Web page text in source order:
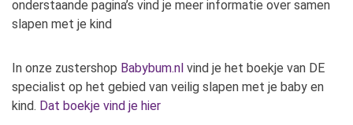
onderstaande pagina’s vind je meer informatie over samen
slapen met je kind
In onze zustershop Babybum.nl vind je het boekje van DE
specialist op het gebied van veilig slapen met je baby en
kind. Dat boekje vind je hier